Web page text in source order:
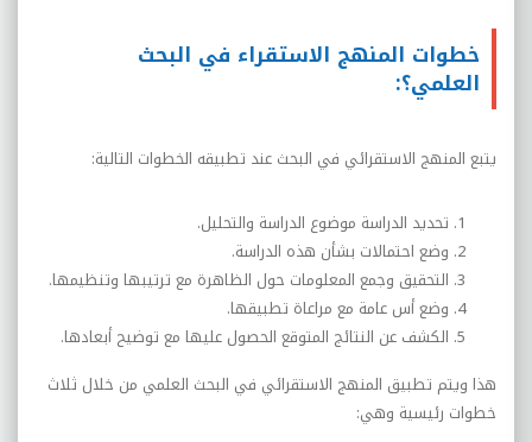
خطوات المنهج الاستقراء في البحث
العلمي؟:
يتبع المنهج الاستقرائي في البحث عند تطبيقه الخطوات التالية:
تحديد الدراسة موضوع الدراسة والتحليل.
وضع احتمالات بشأن هذه الدراسة.
التحقيق وجمع المعلومات حول الظاهرة مع ترتيبها وتنظيمها.
وضع أس عامة مع مراعاة تطبيقها.
الكشف عن النتائج المتوقع الحصول عليها مع توضيح أبعادها.
هذا ويتم تطبيق المنهج الاستقرائي في البحث العلمي من خلال ثلاث
خطوات رئيسية وهي: